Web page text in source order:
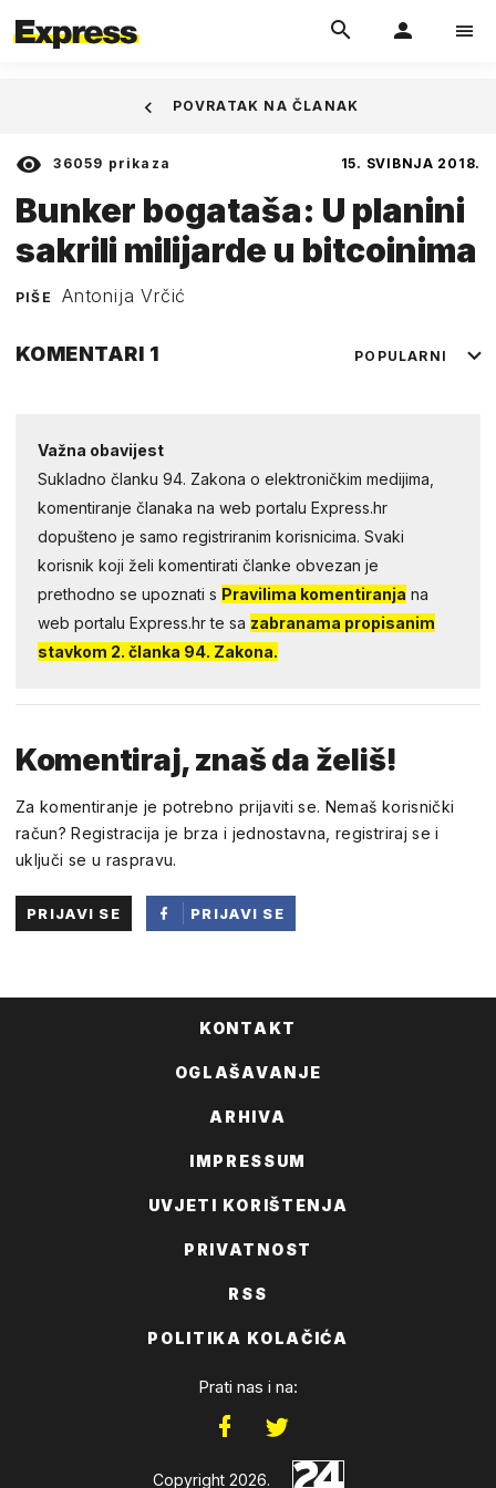
36059 prikaza 15. SVIBNJA 2018.
Bunker bogataša: U planini
sakrili milijarde u bitcoinima
PIŠE Antonija Vrčić
POVRATAK NA ČLANAK
KOMENTARI 1 POPULARNI
Važna obavijest
Sukladno članku 94. Zakona o elektroničkim medijima,
komentiranje članaka na web portalu Express.hr
dopušteno je samo registriranim korisnicima. Svaki
korisnik koji želi komentirati članke obvezan je
prethodno se upoznati s Pravilima komentiranja na
web portalu Express.hr te sa zabranama propisanim
stavkom 2. članka 94. Zakona.
Komentiraj, znaš da želiš!
Za komentiranje je potrebno prijaviti se. Nemaš korisnički
račun? Registracija je brza i jednostavna, registriraj se i
uključi se u raspravu.
PRIJAVI SE
PRIJAVI SE
KONTAKT
OGLAŠAVANJE
ARHIVA
IMPRESSUM
UVJETI KORIŠTENJA
PRIVATNOST
RSS
POLITIKA KOLAČIĆA
Prati nas i na:
Copyright 2026.